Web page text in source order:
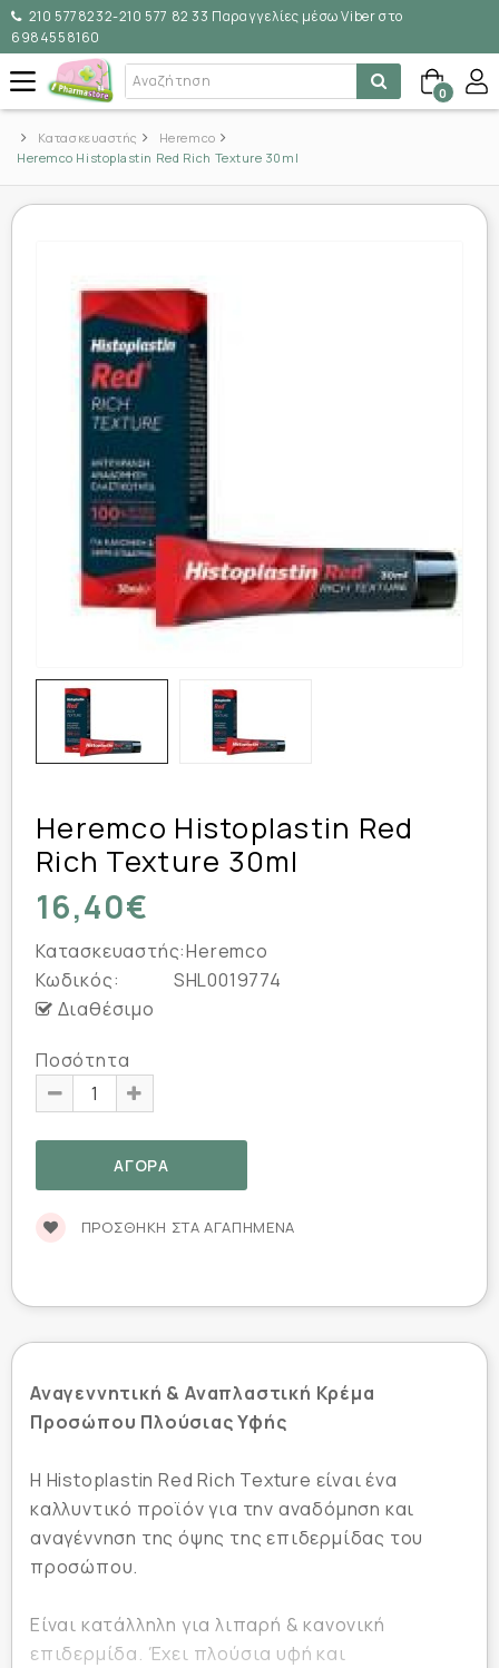
210 5778232-210 577 82 33 Παραγγελίες μέσω Viber στο
6984558160
0
Κατασκευαστής
Heremco
Heremco Histoplastin Red Rich Texture 30ml
Heremco Histoplastin Red
Rich Texture 30ml
16,40€
Κατασκευαστής:Heremco
Κωδικός:
SHL0019774
Διαθέσιμο
Ποσότητα
ΠΡΟΣΘΉΚΗ ΣΤΑ ΑΓΑΠΗΜΈΝΑ
Αναγεννητική & Αναπλαστική Κρέμα
Προσώπου Πλούσιας Υφής
Η Histoplastin Red Rich Texture είναι ένα
καλλυντικό προϊόν για την αναδόμηση και
αναγέννηση της όψης της επιδερμίδας του
προσώπου.
Είναι κατάλληλη για λιπαρή & κανονική
επιδερμίδα. Έχει πλούσια υφή και